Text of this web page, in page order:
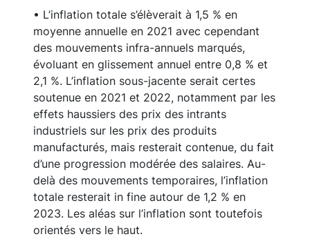
• L’inflation totale s’élèverait à 1,5 % en
moyenne annuelle en 2021 avec cependant
des mouvements infra-annuels marqués,
évoluant en glissement annuel entre 0,8 % et
2,1 %. L’inflation sous-jacente serait certes
soutenue en 2021 et 2022, notamment par les
effets haussiers des prix des intrants
industriels sur les prix des produits
manufacturés, mais resterait contenue, du fait
d’une progression modérée des salaires. Au-
delà des mouvements temporaires, l’inflation
totale resterait in fine autour de 1,2 % en
2023. Les aléas sur l’inflation sont toutefois
orientés vers le haut.